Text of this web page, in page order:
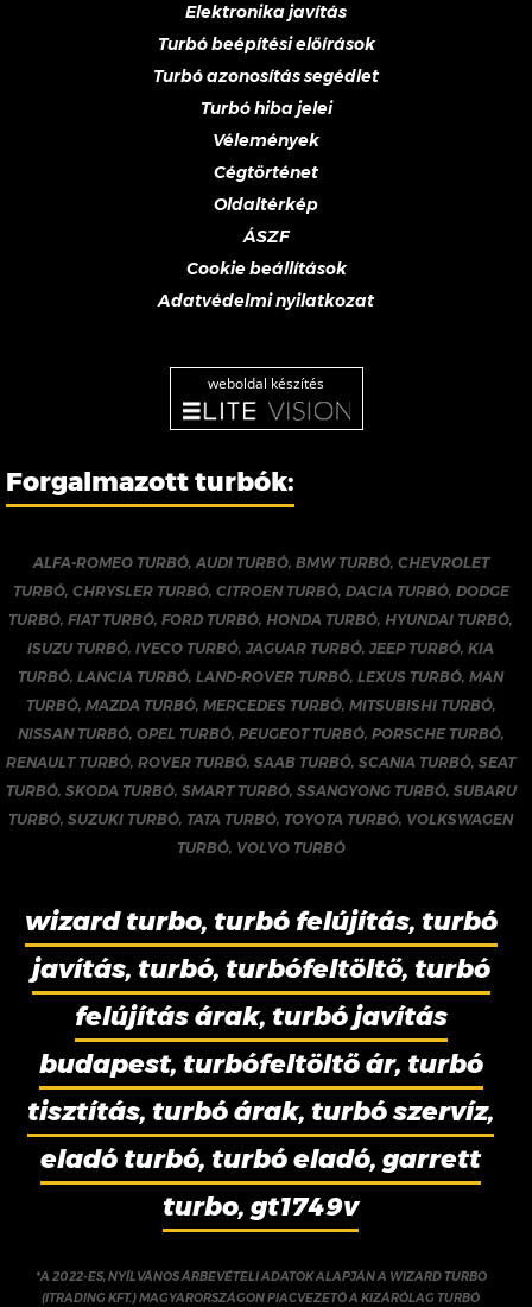
Elektronika javítás
Turbó beépítési előírások
Turbó azonosítás segédlet
Turbó hiba jelei
Vélemények
Cégtörténet
Oldaltérkép
ÁSZF
Cookie beállítások
Adatvédelmi nyilatkozat
weboldal készítés
Forgalmazott turbók:
ALFA-ROMEO TURBÓ,AUDI TURBÓ, BMW TURBÓ, CHEVROLET
TURBÓ, CHRYSLER TURBÓ, CITROEN TURBÓ, DACIA TURBÓ, DODGE
TURBÓ,FIAT TURBÓ,FORD TURBÓ, HONDA TURBÓ, HYUNDAI TURBÓ,
ISUZU TURBÓ,IVECO TURBÓ,JAGUAR TURBÓ,JEEP TURBÓ,KIA
TURBÓ,LANCIA TURBÓ,LAND-ROVER TURBÓ,LEXUS TURBÓ,MAN
TURBÓ, MAZDA TURBÓ, MERCEDES TURBÓ, MITSUBISHI TURBÓ,
NISSAN TURBÓ, OPEL TURBÓ, PEUGEOT TURBÓ, PORSCHE TURBÓ,
RENAULT TURBÓ,ROVER TURBÓ,SAAB TURBÓ,SCANIA TURBÓ,SEAT
TURBÓ, SKODA TURBÓ, SMART TURBÓ, SSANGYONG TURBÓ, SUBARU
TURBÓ,SUZUKI TURBÓ, TATA TURBÓ, TOYOTA TURBÓ, VOLKSWAGEN
TURBÓ, VOLVO TURBÓ
wizard turbo, turbó felújítás, turbó
javítás, turbó, turbófeltöltő, turbó
felújítás árak, turbó javítás
budapest, turbófeltöltő ár, turbó
tisztítás, turbó árak, turbó szervíz,
eladó turbó, turbó eladó, garrett
turbo, gt1749v
*A 2022-ES, NYÍLVÁNOS ÁRBEVÉTELI ADATOK ALAPJÁN A WIZARD TURBO
(ITRADING KFT.) MAGYARORSZÁGON PIACVEZETŐ A KIZÁRÓLAG TURBÓ